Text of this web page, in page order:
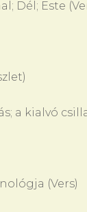
Dél; Este
a kialvó
(Vers)